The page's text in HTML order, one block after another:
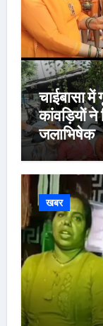
चाईबासा में
कांवड़ियों ने
जलाभिषेक
खबर